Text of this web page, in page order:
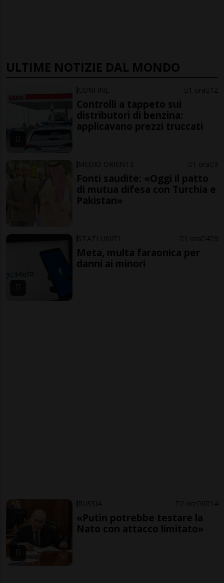
ULTIME NOTIZIE DAL MONDO
CONFINE 1 ora 12
Controlli a tappeto sui
distributori di benzina:
applicavano prezzi truccati
MEDIO ORIENTE 1 ora 3
Fonti saudite: «Oggi il patto
di mutua difesa con Turchia e
Pakistan»
STATI UNITI 1 ora 4 9
Meta, multa faraonica per
danni ai minori
RUSSIA 2 ore 6 14
«Putin potrebbe testare la
Nato con attacco limitato»